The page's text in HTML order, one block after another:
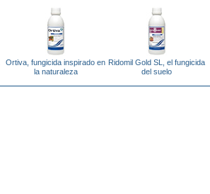
Ortiva, fungicida inspirado en
la naturaleza
Ridomil Gold SL, el fungicida
del suelo